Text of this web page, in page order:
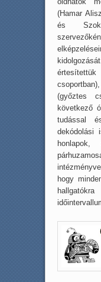
(Hamar
és
(győztes
következő
tudással
dekódolási
honlapok,
hogy